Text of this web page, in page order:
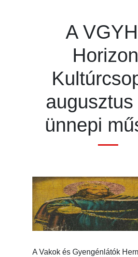
A
augusztus
ünnepi
A Vakok és Gyengénlátók